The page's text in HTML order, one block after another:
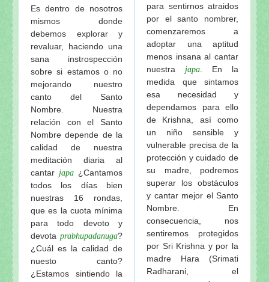
Es dentro de nosotros
mismos donde
debemos explorar y
revaluar, haciendo una
sana instrospección
sobre si estamos o no
mejorando nuestro
canto del Santo
Nombre. Nuestra
relación con el Santo
Nombre depende de la
calidad de nuestra
meditación diaria al
cantar japa ¿Cantamos
todos los días bien
nuestras 16 rondas,
que es la cuota mínima
para todo devoto y
devota prabhupadanuga?
¿Cuál es la calidad de
nuesto canto?
¿Estamos sintiendo la
para sentirnos atraidos
por el santo nombrer,
comenzaremos a
adoptar una aptitud
menos insana al cantar
nuestra japa . En la
medida que sintamos
esa necesidad y
dependamos para ello
de Krishna, así como
un niño sensible y
vulnerable precisa de la
protección y cuidado de
su madre, podremos
superar los obstáculos
y cantar mejor el Santo
Nombre. En
consecuencia, nos
sentiremos protegidos
por Sri Krishna y por la
madre Hara (Srimati
Radharani, el